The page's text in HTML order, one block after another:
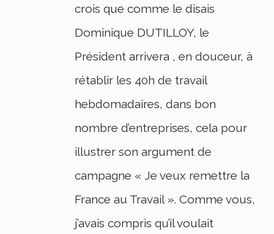
crois que comme le disais
Dominique DUTILLOY, le
Président arrivera , en douceur, à
rétablir les 40h de travail
hebdomadaires, dans bon
nombre d’entreprises, cela pour
illustrer son argument de
campagne « Je veux remettre la
France au Travail ». Comme vous,
j’avais compris qu’il voulait